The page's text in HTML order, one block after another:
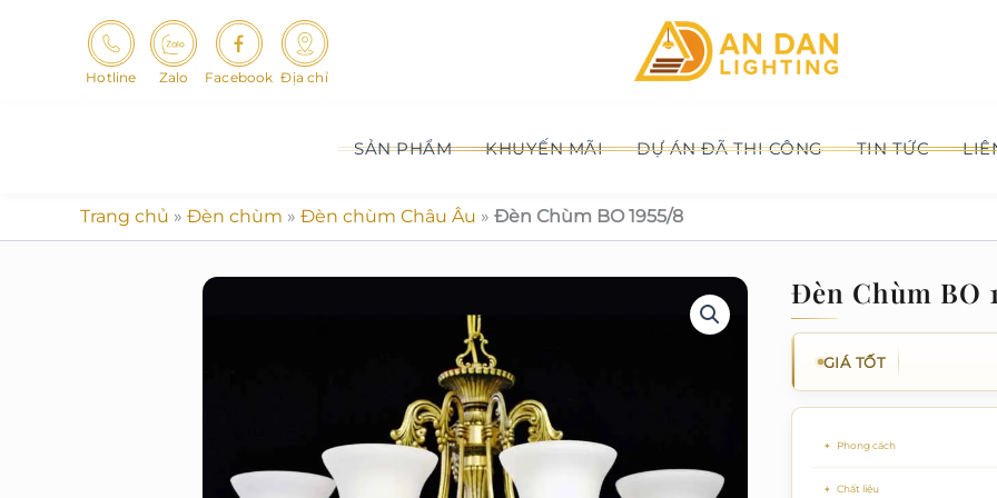
Hotline Zalo Facebook Địa chỉ
SẢN PHẨM KHUYẾN MÃI DỰ ÁN ĐÃ THI CÔNG TIN TỨC
Trang chủ » Đèn chùm » Đèn chùm Châu Âu » Đèn Chùm BO 1955/8
Đèn Chùm BO
GIÁ TỐT
Phong cách
Chất liệu